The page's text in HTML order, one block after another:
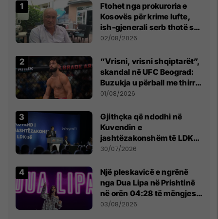
Ftohet nga prokuroria e
Kosovës për krime lufte,
ish-gjenerali serb thotë se
dikush e tradhtoi në
02/08/2026
“Vrisni, vrisni shqiptarët”,
skandal në UFC Beograd:
Buzukja u përball me thirrje
anti-shqiptare nga
01/08/2026
Gjithçka që ndodhi në
Kuvendin e
jashtëzakonshëm të LDK-
së
30/07/2026
Një pleskavicë e ngrënë
nga Dua Lipa në Prishtinë
në orën 04:28 të mëngjesit
- dhe bota digjitale serbe
03/08/2026